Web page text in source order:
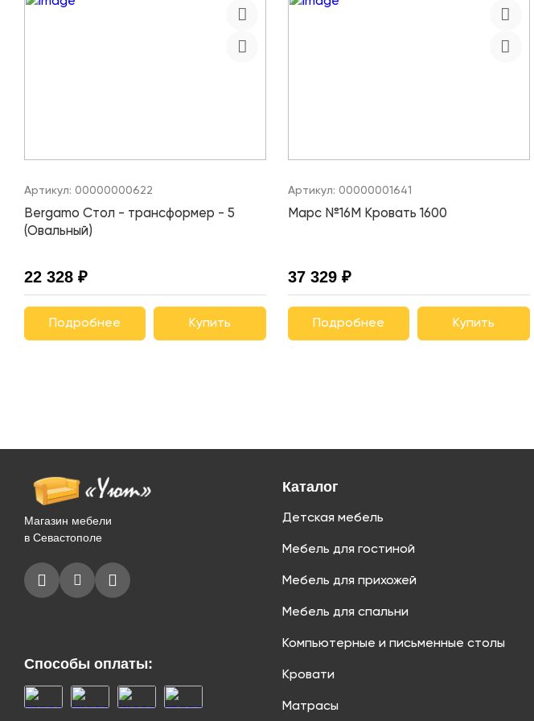
Артикул: 00000000622
Bergamo Стол - трансформер - 5
(Овальный)
22 328 ₽
Подробнее Купить
Артикул: 00000001641
Марс №16М Кровать 1600
37 329 ₽
Подробнее Купить
Магазин мебели
в Севастополе
Способы оплаты:
Каталог
Детская мебель
Мебель для гостиной
Мебель для прихожей
Мебель для спальни
Компьютерные и письменные столы
Кровати
Матрасы